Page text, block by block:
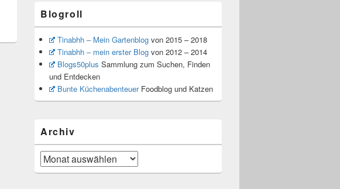
Blogroll
Tinabhh – Mein Gartenblogvon 2015 – 2018
Tinabhh – mein erster Blogvon 2012 – 2014
Blogs50plus Sammlung zum Suchen, Finden
und Entdecken
Bunte KüchenabenteuerFoodblog und Katzen
Archiv
Archiv